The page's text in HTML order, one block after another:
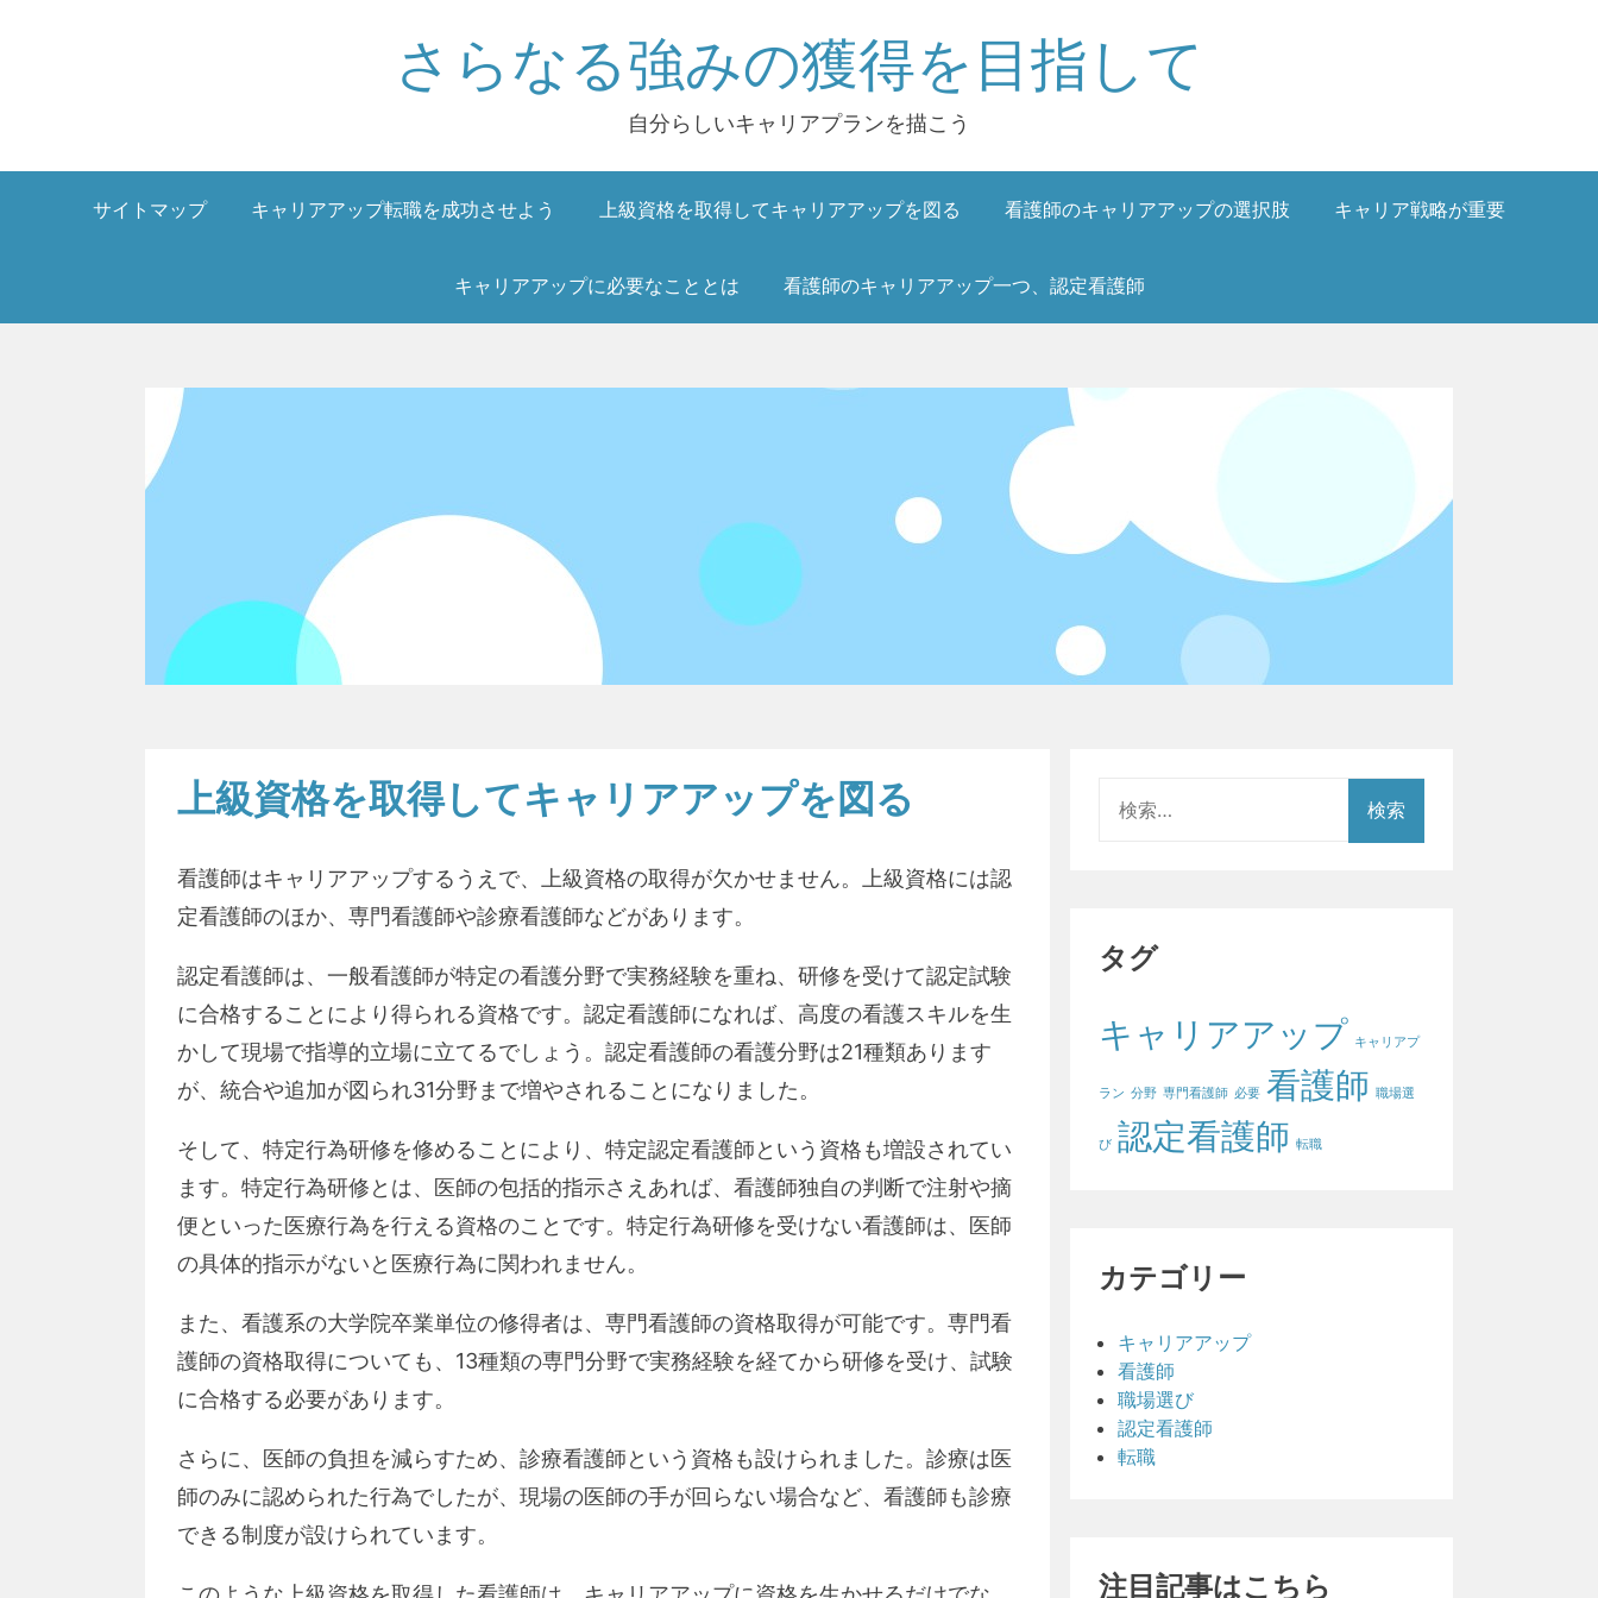
さらなる強みの獲得を目指して
自分らしいキャリアプランを描こう
サイトマップ キャリアアップ転職を成功させよう 上級資格を取得してキャリアアップを図る 看護師のキャリアアップの選択肢 キャリア戦略が重要
キャリアアップに必要なこととは 看護師のキャリアアップ一つ、認定看護師
上級資格を取得してキャリアアップを図る
看護師はキャリアアップするうえで、上級資格の取得が欠かせません。上級資格には認
定看護師のほか、専門看護師や診療看護師などがあります。
認定看護師は、一般看護師が特定の看護分野で実務経験を重ね、研修を受けて認定試験
に合格することにより得られる資格です。認定看護師になれば、高度の看護スキルを生
かして現場で指導的立場に立てるでしょう。認定看護師の看護分野は21種類あります
が、統合や追加が図られ31分野まで増やされることになりました。
そして、特定行為研修を修めることにより、特定認定看護師という資格も増設されてい
ます。特定行為研修とは、医師の包括的指示さえあれば、看護師独自の判断で注射や摘
便といった医療行為を行える資格のことです。特定行為研修を受けない看護師は、医師
の具体的指示がないと医療行為に関われません。
また、看護系の大学院卒業単位の修得者は、専門看護師の資格取得が可能です。専門看
護師の資格取得についても、13種類の専門分野で実務経験を経てから研修を受け、試験
に合格する必要があります。
さらに、医師の負担を減らすため、診療看護師という資格も設けられました。診療は医
師のみに認められた行為でしたが、現場の医師の手が回らない場合など、看護師も診療
できる制度が設けられています。
索:
タグ
キャリアアップ キャリアプ
ラン 分野 専門看護師 必要 看護師 職場選
び 認定看護師 転職
カテゴリー
キャリアアップ
看護師
職場選び
認定看護師
転職
注目記事はこちら